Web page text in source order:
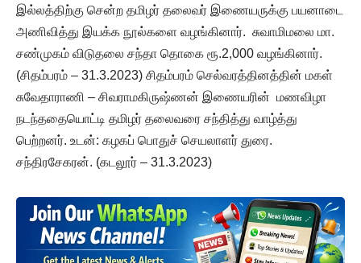
இல்லத்திற்கு சென்ற தமிழர் தலைவர் இணையருக்கு பயனாடை
அணிவித்து இயக்க நூல்களை வழங்கினார். சுவாமிமலை மா.
சண்முகம் விடுதலை சந்தா தொகை ரூ.2,000 வழங்கினார்.
(சிதம்பரம் – 31.3.2023) சிதம்பரம் செல்வரத்தினத்தின் மகள்
சுவேதாராணி – சிவராமகிருஷ்ணன் இணையரின் மணவிழா
நடந்ததையொட்டி தமிழர் தலைவரை சந்தித்து வாழ்த்து
பெற்றனர். உடன்: கழகப் பொதுச் செயலாளர் துரை.
சந்திரசேகரன். (கடலூர் – 31.3.2023)